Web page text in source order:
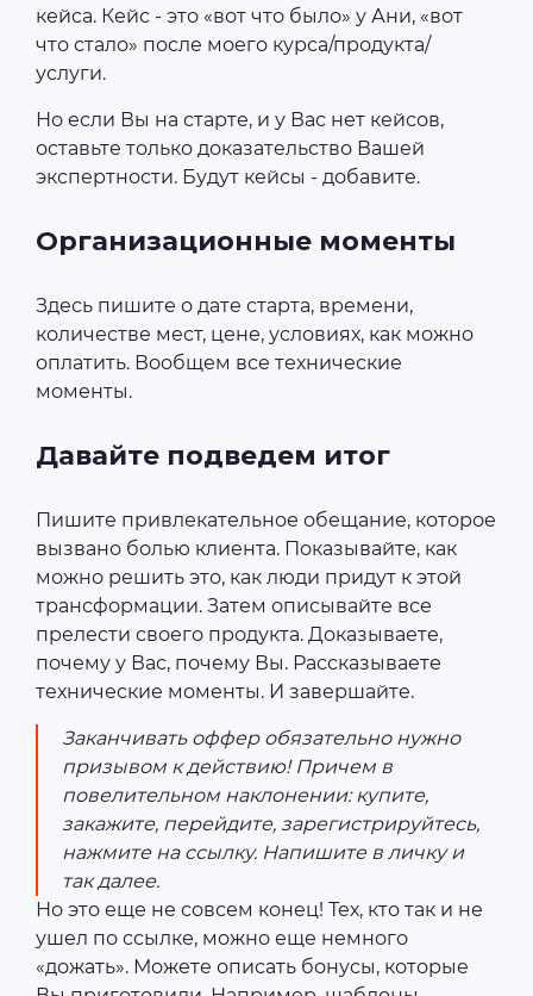
кейса. Кейс - это «вот что было» у Ани, «вот
что стало» после моего курса/продукта/
услуги.
Но если Вы на старте, и у Вас нет кейсов,
оставьте только доказательство Вашей
экспертности. Будут кейсы - добавите.
Организационные моменты
Здесь пишите о дате старта, времени,
количестве мест, цене, условиях, как можно
оплатить. Вообщем все технические
моменты.
Давайте подведем итог
Пишите привлекательное обещание, которое
вызвано болью клиента. Показывайте, как
можно решить это, как люди придут к этой
трансформации. Затем описывайте все
прелести своего продукта. Доказываете,
почему у Вас, почему Вы. Рассказываете
технические моменты. И завершайте.
Заканчивать оффер обязательно нужно
призывом к действию! Причем в
повелительном наклонении: купите,
закажите, перейдите, зарегистрируйтесь,
нажмите на ссылку. Напишите в личку и
так далее.
Но это еще не совсем конец! Тех, кто так и не
ушел по ссылке, можно еще немного
«дожать». Можете описать бонусы, которые